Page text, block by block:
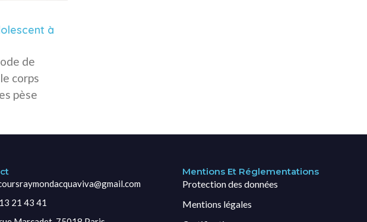
à
de
corps
pèse
21 43 41
Mentions Et Réglementations
Protection des données
Mentions légales